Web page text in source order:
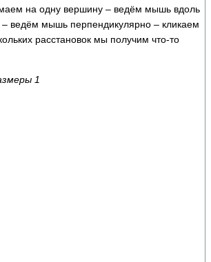
на одну вершину – ведём мышь вдоль
– ведём мышь перпендикулярно – кликаем
расстановок мы получим что-то
1